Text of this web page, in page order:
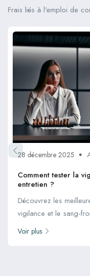
Frais liés à l'emploi de
28 décembre 2025
Comment tester la
entretien ?
Découvrez les
vigilance et le sang-
Voir plus